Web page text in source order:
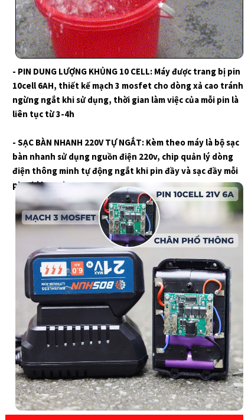
- PIN DUNG LƯỢNG KHỦNG 10 CELL: Máy được trang bị pin
10cell 6AH, thiết kế mạch 3 mosfet cho dòng xả cao tránh
ngừng ngắt khi sử dụng, thời gian làm việc của mỗi pin là
liên tục từ 3-4h
- SẠC BÀN NHANH 220V TỰ NGẮT: Kèm theo máy là bộ sạc
bàn nhanh sử dụng nguồn điện 220v, chip quản lý dòng
điện thông minh tự động ngắt khi pin đầy và sạc đầy mỗi
pin chỉ hơn 1h
CÔNG SUẤT CỰC MẠNH